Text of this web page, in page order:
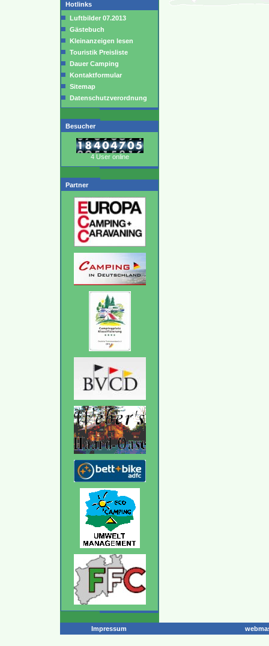
Hotlinks
Luftbilder 07.2013
Gästebuch
Kleinanzeigen lesen
Touristik Preisliste
Dauer Camping
Kontaktformular
Sitemap
Datenschutzverordnung
Besucher
4 User online
Partner
Impressum